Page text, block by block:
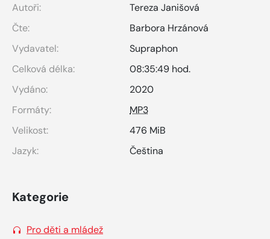
Autoři:
Tereza Janišová
Čte:
Barbora Hrzánová
Vydavatel:
Supraphon
Celková délka:
08:35:49 hod.
Vydáno:
2020
Formáty:
MP3
Velikost:
476 MiB
Jazyk:
Čeština
Kategorie
Pro děti a mládež